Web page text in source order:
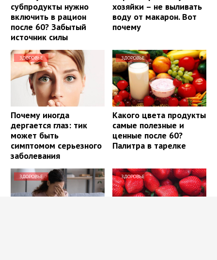
субпродукты нужно
включить в рацион
после 60? Забытый
источник силы
хозяйки – не выливать
воду от макарон. Вот
почему
ЗДОРОВЬЕ
Почему иногда
дергается глаз: тик
может быть
симптомом серьезного
заболевания
ЗДОРОВЬЕ
Какого цвета продукты
самые полезные и
ценные после 60?
Палитра в тарелке
ЗДОРОВЬЕ ЗДОРОВЬЕ